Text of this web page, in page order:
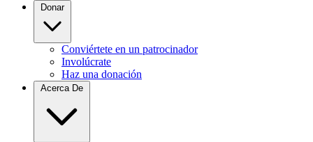
Donar
Conviértete en un patrocinador
Involúcrate
Haz una donación
Acerca De